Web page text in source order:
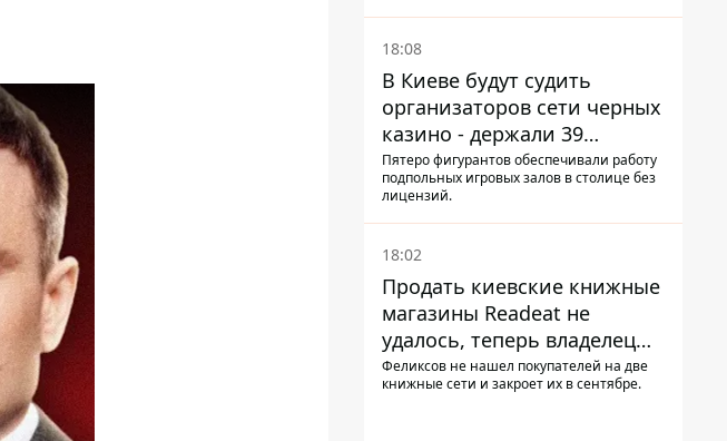
18:08
В Киеве будут судить
организаторов сети черных
казино - держали 39
заведений
Пятеро фигурантов обеспечивали работу
подпольных игровых залов в столице без
лицензий.
18:02
Продать киевские книжные
магазины Readeat не
удалось, теперь владелец
их просто закроет
Феликсов не нашел покупателей на две
книжные сети и закроет их в сентябре.